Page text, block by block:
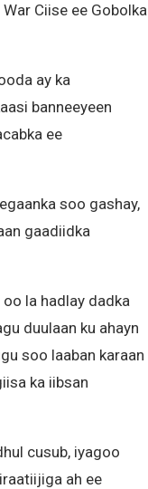
Ciise ee Gobolka
ay ka
banneeyeen
ee
soo gashay,
gaadiidka
la hadlay dadka
duulaan ku ahayn
soo laaban karaan
ka iibsan
cusub, iyagoo
ah ee